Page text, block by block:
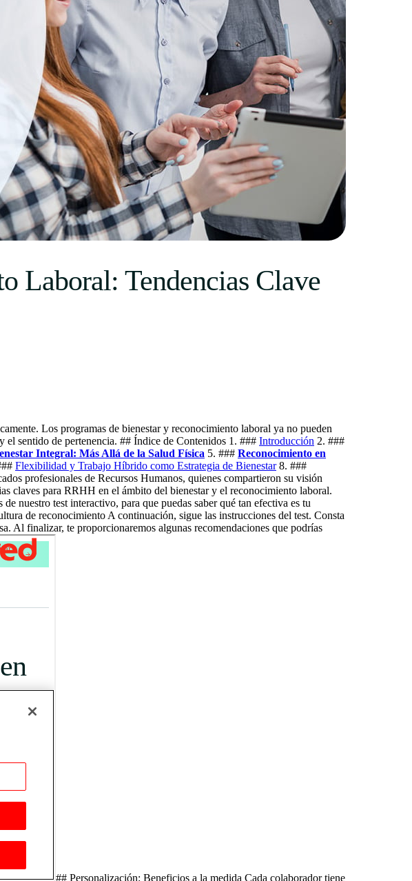
Laboral: Tendencias Clave
Los programas de bienestar y reconocimiento laboral ya no pueden
el sentido de pertenencia. ## Índice de Contenidos 1. ### Introducción 2. ###
Integral: Más Allá de la Salud Física 5. ### Reconocimiento en
Flexibilidad y Trabajo Híbrido como Estrategia de Bienestar8. ###
profesionales de Recursos Humanos, quienes compartieron su visión
claves para RRHH en el ámbito del bienestar y el reconocimiento laboral.
nuestro test interactivo, para que puedas saber qué tan efectiva es tu
de reconocimiento A continuación, sigue las instrucciones del test. Consta
Al finalizar, te proporcionaremos algunas recomendaciones que podrías
## Personalización: Beneficios a la medida Cada colaborador tiene